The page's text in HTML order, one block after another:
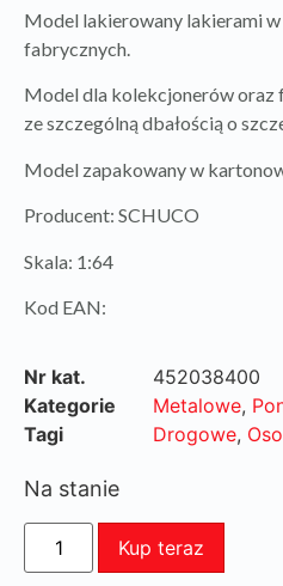
Model lakierowany lakierami
fabrycznych.
Model dla kolekcjonerów
ze szczególną dbałością o
Model zapakowany w
Producent: SCHUCO
Skala: 1:64
Kod EAN:
Nr kat.
452038400
Kategorie
Metalowe,
Tagi
Drogowe,
Na stanie
Kup teraz